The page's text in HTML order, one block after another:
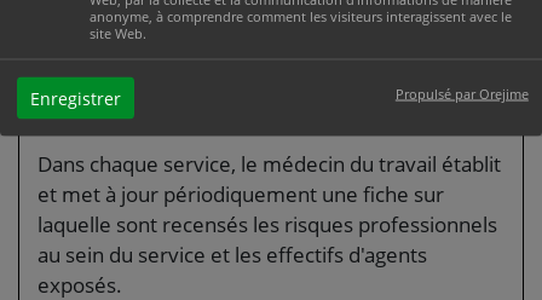
anonyme, à comprendre comment les visiteurs interagissent avec le
site Web.
Enregistrer Propulsé par Orejime
Hygiène générale des locaux de service
administratifs
Information sanitaire.
Dans chaque service, le médecin du travail établit
et met à jour périodiquement une fiche sur
laquelle sont recensés les risques professionnels
au sein du service et les effectifs d'agents
exposés.